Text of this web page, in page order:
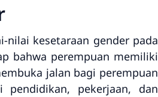
kesetaraan gender pada
bahwa perempuan memiliki
jalan bagi perempuan
pekerjaan, dan